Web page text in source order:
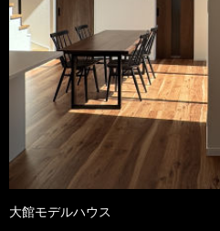
大館モデルハウス